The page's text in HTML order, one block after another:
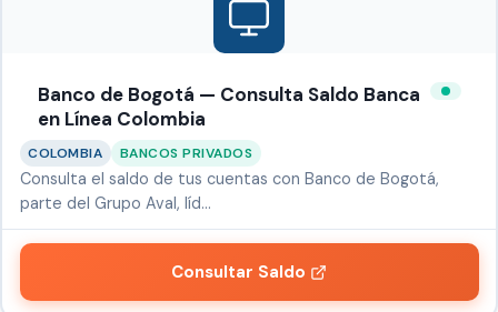
Banco de Bogotá — Consulta Saldo Banca
en Línea Colombia
COLOMBIA BANCOS PRIVADOS
Consulta el saldo de tus cuentas con Banco de Bogotá,
parte del Grupo Aval, líd…
Consultar Saldo